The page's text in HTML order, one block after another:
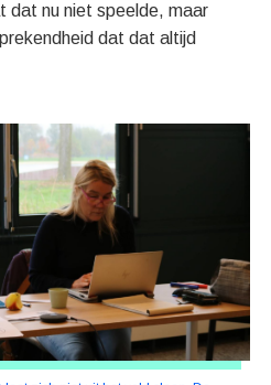
dat nu niet speelde, maar
dat dat altijd